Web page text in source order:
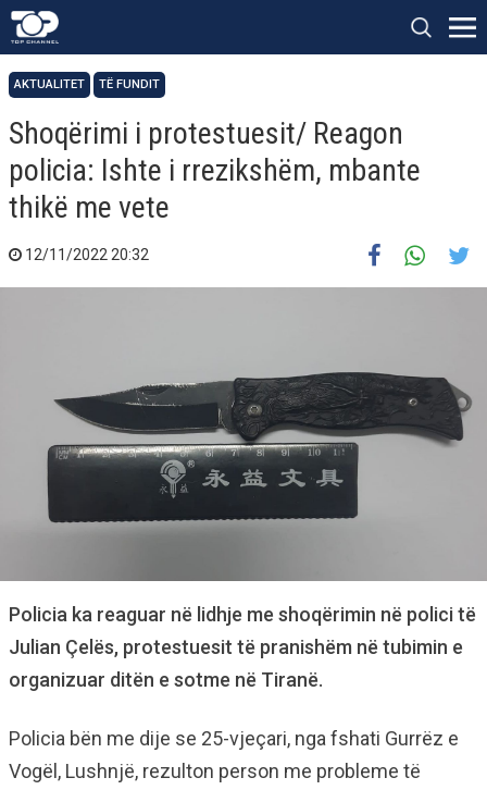
AKTUALITET TË FUNDIT
Shoqërimi i protestuesit/ Reagon
policia: Ishte i rrezikshëm, mbante
thikë me vete
12/11/2022 20:32
Policia ka reaguar në lidhje me shoqërimin në polici të
Julian Çelës, protestuesit të pranishëm në tubimin e
organizuar ditën e sotme në Tiranë.
Policia bën me dije se 25-vjeçari, nga fshati Gurrëz e
Vogël, Lushnjë, rezulton person me probleme të